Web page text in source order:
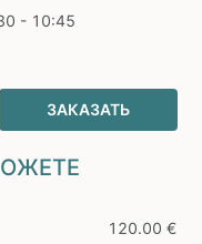
- 10:45
ЗАКАЗАТЬ
120.00 €